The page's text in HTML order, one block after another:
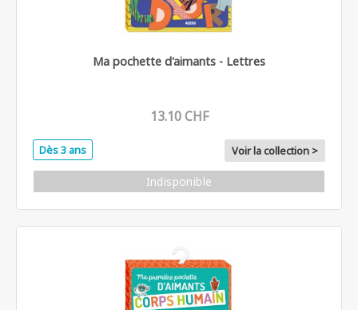
Ma pochette d'aimants - Lettres
13.10 CHF
Dès 3 ans Voir la collection >
Indisponible